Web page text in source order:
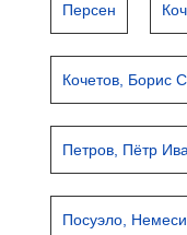
Персен
Кочетов, Борис
Петров, Пётр
Посуэло,